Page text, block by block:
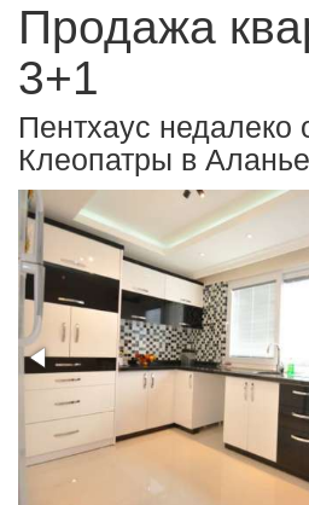
Продажа
3+1
Пентхаус недалеко
Клеопатры в